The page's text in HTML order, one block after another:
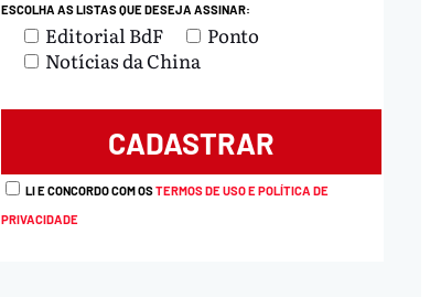
ESCOLHA AS LISTAS QUE DESEJA ASSINAR:
Editorial BdF
Ponto
Notícias da China
LI E CONCORDO COM OSTERMOS DE USO E POLÍTICA DE
PRIVACIDADE